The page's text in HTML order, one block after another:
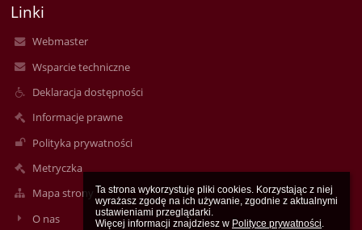
Ta strona wykorzystuje pliki cookies. Korzystając z niej
wyrażasz zgodę na ich używanie, zgodnie z aktualnymi
ustawieniami przeglądarki.
Więcej informacji znajdziesz w Polityce prywatności.
Linki
Webmaster
Wsparcie techniczne
Deklaracja dostępności
Informacje prawne
Polityka prywatności
Metryczka
Mapa strony
O nas